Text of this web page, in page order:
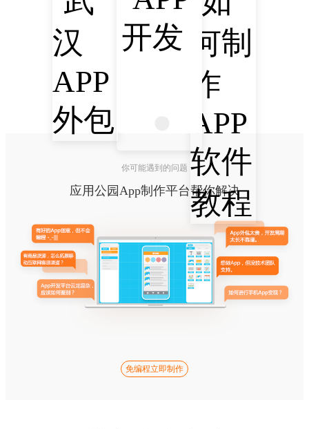
你可能遇到的问题
应用公园App制作平台帮你解决
免编程立即制作